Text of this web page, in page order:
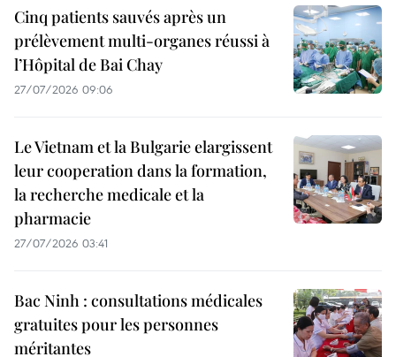
Cinq patients sauvés après un
prélèvement multi-organes réussi à
l’Hôpital de Bai Chay
27/07/2026 09:06
Le Vietnam et la Bulgarie elargissent
leur cooperation dans la formation,
la recherche medicale et la
pharmacie
27/07/2026 03:41
Bac Ninh : consultations médicales
gratuites pour les personnes
méritantes